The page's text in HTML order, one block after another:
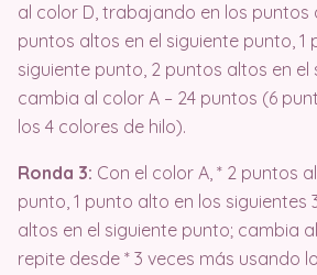
al color D, trabajando en los puntos
puntos altos en el siguiente punto, 1
siguiente punto, 2 puntos altos en el
cambia al color A – 24 puntos (6
los 4 colores de hilo).
Ronda 3: Con el color A, * 2 puntos
punto, 1 punto alto en los siguientes
altos en el siguiente punto; cambia
repite desde * 3 veces más usando